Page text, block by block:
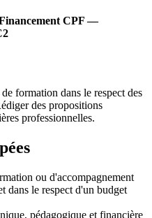
CPF —
formation dans le respect des
des propositions
professionnelles.
ou d'accompagnement
dans le respect d'un budget
pédagogique et financière